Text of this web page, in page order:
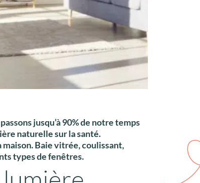
jusqu’à 90% de notre temps
naturelle sur la santé.
Baie vitrée, coulissant,
types de fenêtres.